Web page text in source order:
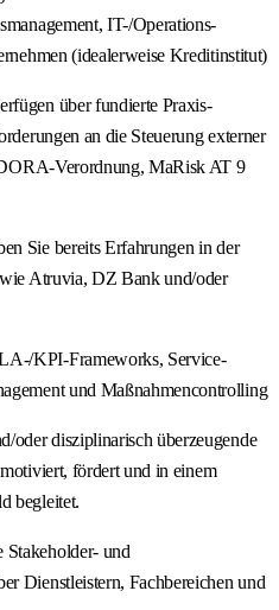
IT-/Operations-
(idealerweise Kreditinstitut)
über fundierte Praxis-
an die Steuerung externer
Verordnung, MaRisk AT 9
Sie bereits Erfahrungen in der
Atruvia, DZ Bank und/oder
KPI-Frameworks, Service-
und Maßnahmencontrolling
oder disziplinarisch überzeugende
fördert und in einem
begleitet.
Stakeholder- und
Dienstleistern, Fachbereichen und